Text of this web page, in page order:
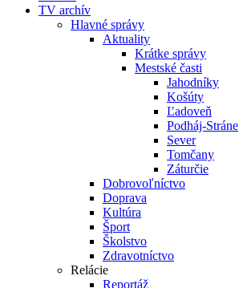
TV archív
Hlavné správy
Aktuality
Krátke správy
Mestské časti
Jahodníky
Košúty
Ľadoveň
Podháj-Stráne
Sever
Tomčany
Záturčie
Dobrovoľníctvo
Doprava
Kultúra
Šport
Školstvo
Zdravotníctvo
Relácie
Reportáž